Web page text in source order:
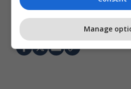
Franca Boterori 2026
Manage